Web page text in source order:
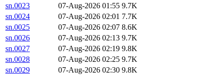
sn.0023
07-Aug-2026 01:55 9.7K
sn.0024
07-Aug-2026 02:01 7.7K
sn.0025
07-Aug-2026 02:07 8.6K
sn.0026
07-Aug-2026 02:13 9.7K
sn.0027
07-Aug-2026 02:19 9.8K
sn.0028
07-Aug-2026 02:25 9.7K
sn.0029
07-Aug-2026 02:30 9.8K